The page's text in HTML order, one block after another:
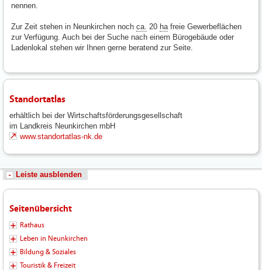
nennen.
Zur Zeit stehen in Neunkirchen noch ca. 20 ha freie Gewerbeflächen
zur Verfügung. Auch bei der Suche nach einem Bürogebäude oder
Ladenlokal stehen wir Ihnen gerne beratend zur Seite.
Standortatlas
erhältlich bei der Wirtschaftsförderungsgesellschaft
im Landkreis Neunkirchen mbH
www.standortatlas-nk.de
Leiste ausblenden
Seitenübersicht
Rathaus
Leben in Neunkirchen
Bildung & Soziales
Touristik & Freizeit